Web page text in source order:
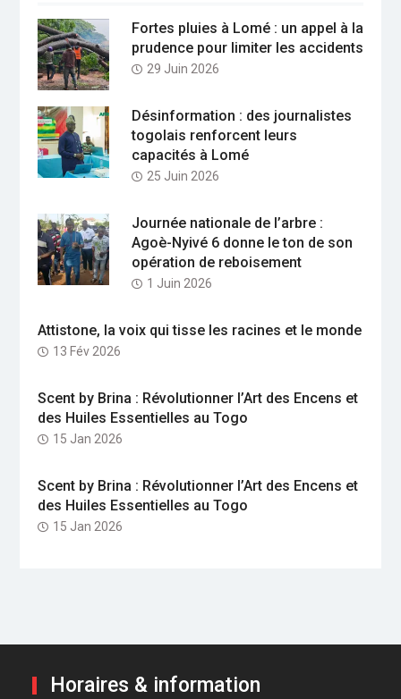
Fortes pluies à Lomé : un appel à la
prudence pour limiter les accidents
29 Juin 2026
Désinformation : des journalistes
togolais renforcent leurs
capacités à Lomé
25 Juin 2026
Journée nationale de l’arbre :
Agoè-Nyivé 6 donne le ton de son
opération de reboisement
1 Juin 2026
Attistone, la voix qui tisse les racines et le monde
13 Fév 2026
Scent by Brina : Révolutionner l’Art des Encens et
des Huiles Essentielles au Togo
15 Jan 2026
Scent by Brina : Révolutionner l’Art des Encens et
des Huiles Essentielles au Togo
15 Jan 2026
Horaires & information